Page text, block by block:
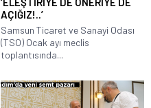
AÇIĞIZ!..’
Samsun Ticaret ve Sanayi Odası
(TSO) Ocak ayı meclis
toplantısında...